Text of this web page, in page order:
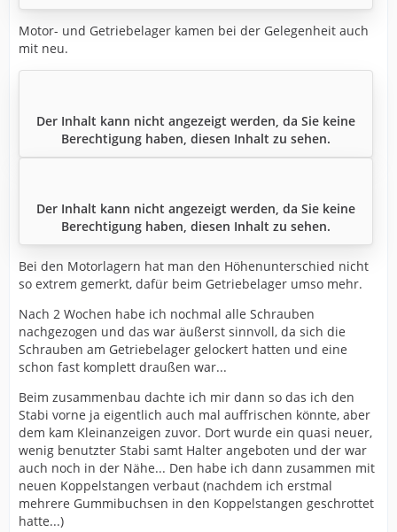
Motor- und Getriebelager kamen bei der Gelegenheit auch
mit neu.
Der Inhalt kann nicht angezeigt werden, da Sie keine
Berechtigung haben, diesen Inhalt zu sehen.
Der Inhalt kann nicht angezeigt werden, da Sie keine
Berechtigung haben, diesen Inhalt zu sehen.
Bei den Motorlagern hat man den Höhenunterschied nicht
so extrem gemerkt, dafür beim Getriebelager umso mehr.
Nach 2 Wochen habe ich nochmal alle Schrauben
nachgezogen und das war äußerst sinnvoll, da sich die
Schrauben am Getriebelager gelockert hatten und eine
schon fast komplett draußen war...
Beim zusammenbau dachte ich mir dann so das ich den
Stabi vorne ja eigentlich auch mal auffrischen könnte, aber
dem kam Kleinanzeigen zuvor. Dort wurde ein quasi neuer,
wenig benutzter Stabi samt Halter angeboten und der war
auch noch in der Nähe... Den habe ich dann zusammen mit
neuen Koppelstangen verbaut (nachdem ich erstmal
mehrere Gummibuchsen in den Koppelstangen geschrottet
hatte...)